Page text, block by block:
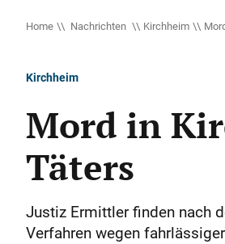
Home Nachrichten Kirchheim
Kirchheim
Mord in
Täters
Justiz Ermittler finden nach
Verfahren wegen